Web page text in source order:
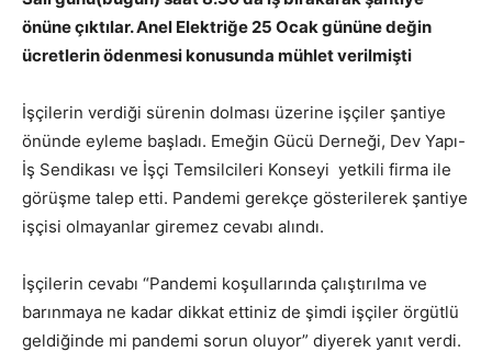
önüne çıktılar. Anel Elektriğe 25 Ocak gününe değin
ücretlerin ödenmesi konusunda mühlet verilmişti
İşçilerin verdiği sürenin dolması üzerine işçiler şantiye
önünde eyleme başladı. Emeğin Gücü Derneği, Dev Yapı-
İş Sendikası ve İşçi Temsilcileri Konseyi yetkili firma ile
görüşme talep etti. Pandemi gerekçe gösterilerek şantiye
işçisi olmayanlar giremez cevabı alındı.
İşçilerin cevabı “Pandemi koşullarında çalıştırılma ve
barınmaya ne kadar dikkat ettiniz de şimdi işçiler örgütlü
geldiğinde mi pandemi sorun oluyor” diyerek yanıt verdi.